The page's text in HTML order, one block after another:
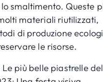
smaltimento. Queste
materiali riutilizzati,
di produzione
le risorse.
Le più belle piastrelle